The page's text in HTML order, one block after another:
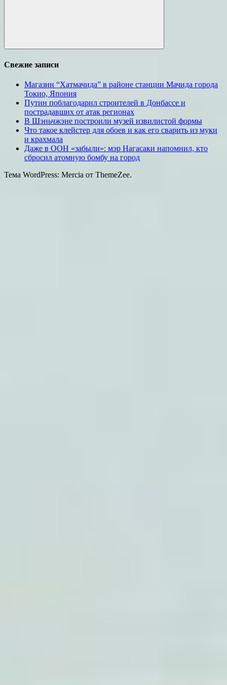
Поиск
Свежие записи
Магазин “Хатмачида” в районе станции Мачида города
Токио, Япония
Путин поблагодарил строителей в Донбассе и
пострадавших от атак регионах
В Шэньчжэне построили музей извилистой формы
Что такое клейстер для обоев и как его сварить из муки
и крахмала
Даже в ООН «забыли»: мэр Нагасаки напомнил, кто
сбросил атомную бомбу на город
Тема WordPress: Mercia от ThemeZee.